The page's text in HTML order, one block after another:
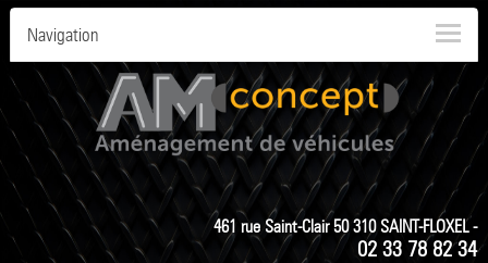
Navigation
461 rue Saint-Clair 50 310 SAINT-FLOXEL -
02 33 78 82 34